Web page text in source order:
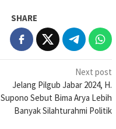
SHARE
Next post
Jelang Pilgub Jabar 2024, H.
Supono Sebut Bima Arya Lebih
Banyak Silahturahmi Politik